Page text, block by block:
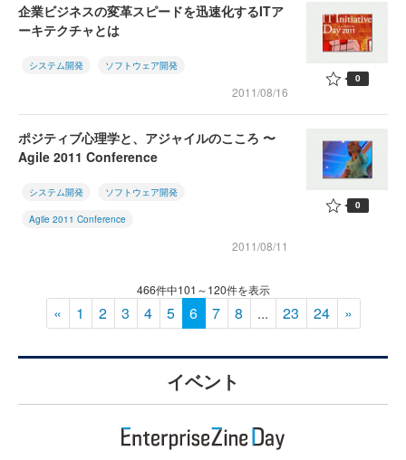
企業ビジネスの変革スピードを迅速化するITア
ーキテクチャとは
システム開発 ソフトウェア開発
2011/08/16
0
ポジティブ心理学と、アジャイルのこころ 〜
Agile 2011 Conference
システム開発 ソフトウェア開発
Agile 2011 Conference
2011/08/11
0
466件中101～120件を表示
« 1 2 3 4 5 6 7 8 ... 23 24 »
イベント